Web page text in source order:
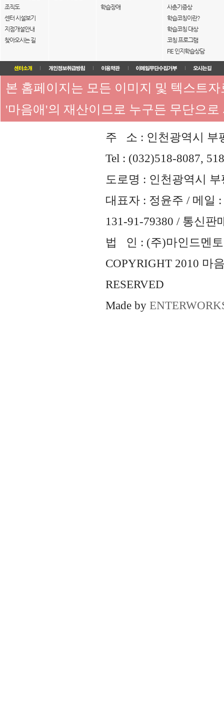
조직도
센터 시설보기
지점개설안내
찾아오시는 길
학습장애
사춘기증상
학습코칭이란?
학습코칭 대상
코칭 프로그램
FIE 인지학습상담
본 홈페이지는 모든 이미지 및 텍스트
'마음애'의 재산이므로 누구든 무단으
주 소 : 인천광역시 부
Tel : (032)518-8087,
도로명 : 인천광역시
대표자 : 정윤주 / 메일 :
131-91-79380 / 통신판
법 인 : (주)마인드멘토
COPYRIGHT 2010 마
RESERVED
Made by